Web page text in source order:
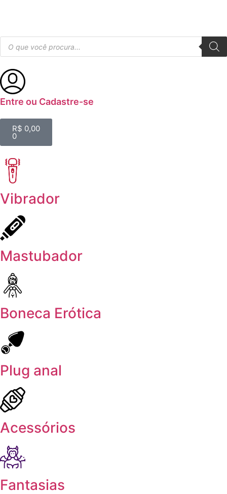
Entre ou Cadastre-se
R$ 0,00
0
Vibrador
Mastubador
Boneca Erótica
Plug anal
Acessórios
Fantasias